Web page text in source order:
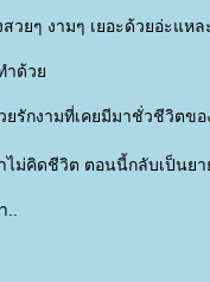
วยๆ งามๆ เยอะด้วยอ่ะแหล
ทำด้ว
กงามที่เคยมีมาชั่วชีวิตขอ
ม่คิดชีวิต ตอนนี้กลับเป็นยาย